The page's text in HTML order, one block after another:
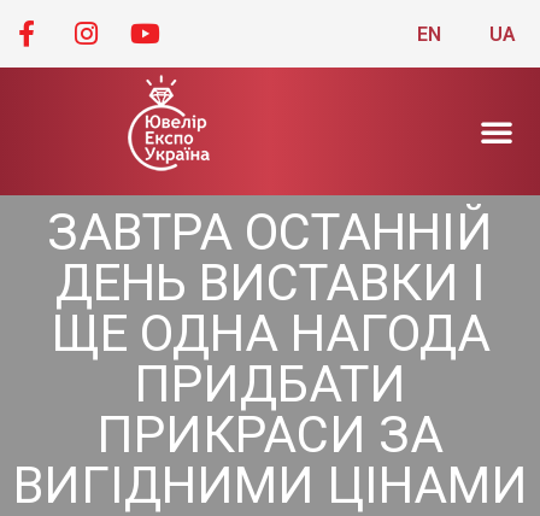
EN UA
ЗАВТРА ОСТАННІЙ
ДЕНЬ ВИСТАВКИ І
ЩЕ ОДНА НАГОДА
ПРИДБАТИ
ПРИКРАСИ ЗА
ВИГІДНИМИ ЦІНАМИ